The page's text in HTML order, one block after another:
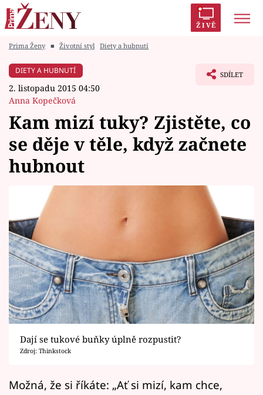
ŽIVĚ
Módní alarm
Zrádci
Témata
Celebrity
Vztahy
Seriály
Horoskopy
Sledujte prima+
Filmový festival Karlovy Vary
Pořady
Mámy sobě
Prima Ženy ■ Životní styl Diety a hubnutí
DIETY A HUBNUTÍ
2. listopadu 2015 04:50
Anna Kopečková
SDÍLET
Kam mizí tuky? Zjistěte, co
se děje v těle, když začnete
hubnout
Dají se tukové buňky úplně rozpustit?
Zdroj: Thinkstock
Možná, že si říkáte: „Ať si mizí, kam chce,